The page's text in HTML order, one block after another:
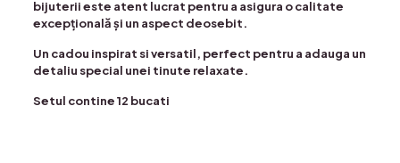
bijuterii este atent lucrat pentru a asigura o calitate
excepțională și un aspect deosebit.
Un cadou inspirat si versatil, perfect pentru a adauga un
detaliu special unei tinute relaxate.
Setul contine 12 bucati